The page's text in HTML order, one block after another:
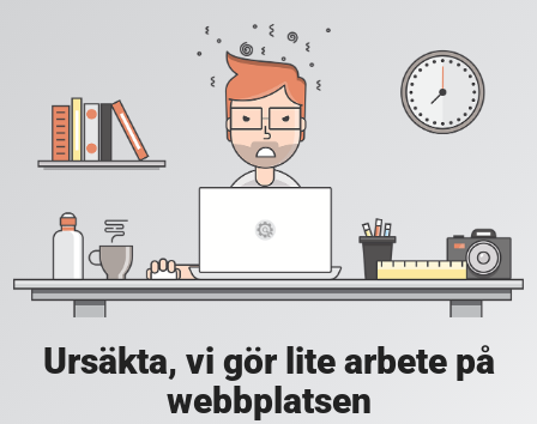
Ursäkta, vi gör lite arbete på
webbplatsen